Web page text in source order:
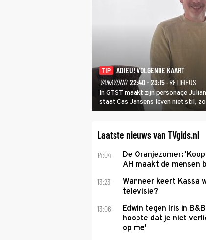
TIP
ADIEU! VOLGENDE KAART
VANAVOND 22:40 - 23:15· RELIGIEUS
In GTST maakt zijn personage
staat Cas Jansens leven niet stil,
Laatste nieuws van TVgids.nl
14:04
De Oranjezomer:
AH maakt de mensen
13:23
Wanneer keert Kassa
televisie?
13:06
Edwin tegen Iris in
hoopte dat je niet
op me'